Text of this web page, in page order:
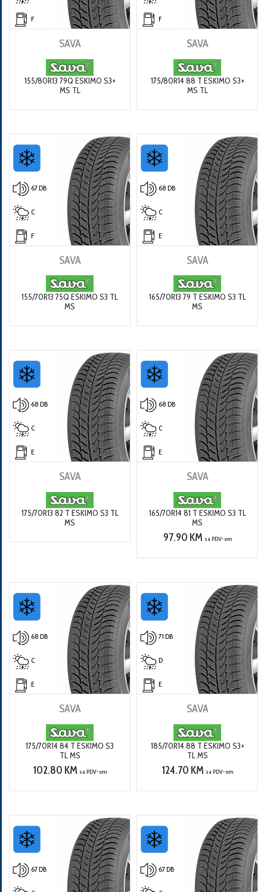
F
SAVA
155/80R13 79Q ESKIMO S3+
MS TL
F
SAVA
175/80R14 88 T ESKIMO S3+
MS TL
67 DB
C
F
SAVA
155/70R13 75Q ESKIMO S3 TL
MS
68 DB
C
E
SAVA
165/70R13 79 T ESKIMO S3 TL
MS
68 DB
C
E
SAVA
175/70R13 82 T ESKIMO S3 TL
MS
68 DB
C
E
SAVA
165/70R14 81 T ESKIMO S3 TL
MS
97.90 KM sa PDV-om
68 DB
C
E
SAVA
175/70R14 84 T ESKIMO S3
TL MS
102.80 KM sa PDV-om
71 DB
D
E
SAVA
185/70R14 88 T ESKIMO S3+
TL MS
124.70 KM sa PDV-om
67 DB 67 DB